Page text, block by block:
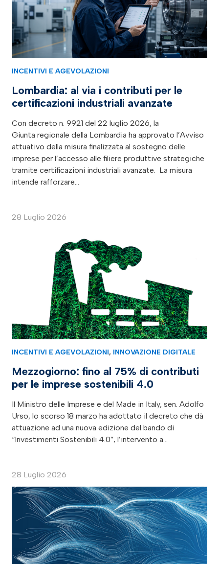
INCENTIVI E AGEVOLAZIONI
Lombardia: al via i contributi per le
certificazioni industriali avanzate
Con decreto n. 9921 del 22 luglio 2026, la
Giunta regionale della Lombardia ha approvato l’Avviso
attuativo della misura finalizzata al sostegno delle
imprese per l’accesso alle filiere produttive strategiche
tramite certificazioni industriali avanzate. La misura
intende rafforzare…
28 Luglio 2026
INCENTIVI E AGEVOLAZIONI, INNOVAZIONE DIGITALE
Mezzogiorno: fino al 75% di contributi
per le imprese sostenibili 4.0
Il Ministro delle Imprese e del Made in Italy, sen. Adolfo
Urso, lo scorso 18 marzo ha adottato il decreto che dà
attuazione ad una nuova edizione del bando di
“Investimenti Sostenibili 4.0”, l’intervento a…
28 Luglio 2026